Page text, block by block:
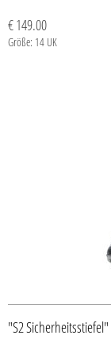
€ 149.00
Größe: 14 UK
"S2 Sicherheitsstiefel"